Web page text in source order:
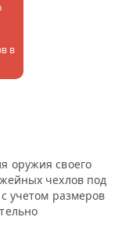
в
оружия своего
чехлов под
учетом размеров